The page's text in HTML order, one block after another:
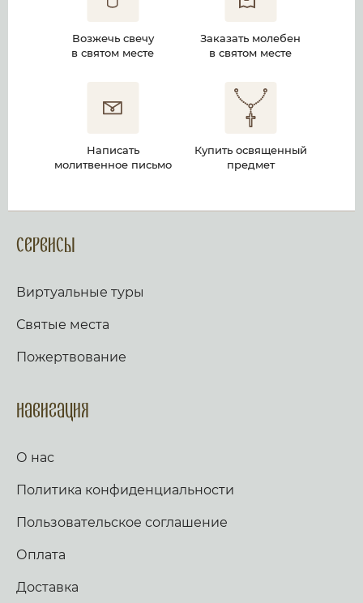
Возжечь свечу
в святом месте
Заказать молебен
в святом месте
Написать
молитвенное письмо
Купить освященный
предмет
Сервисы
Виртуальные туры
Святые места
Пожертвование
Навигация
О нас
Политика конфиденциальности
Пользовательское соглашение
Оплата
Доставка